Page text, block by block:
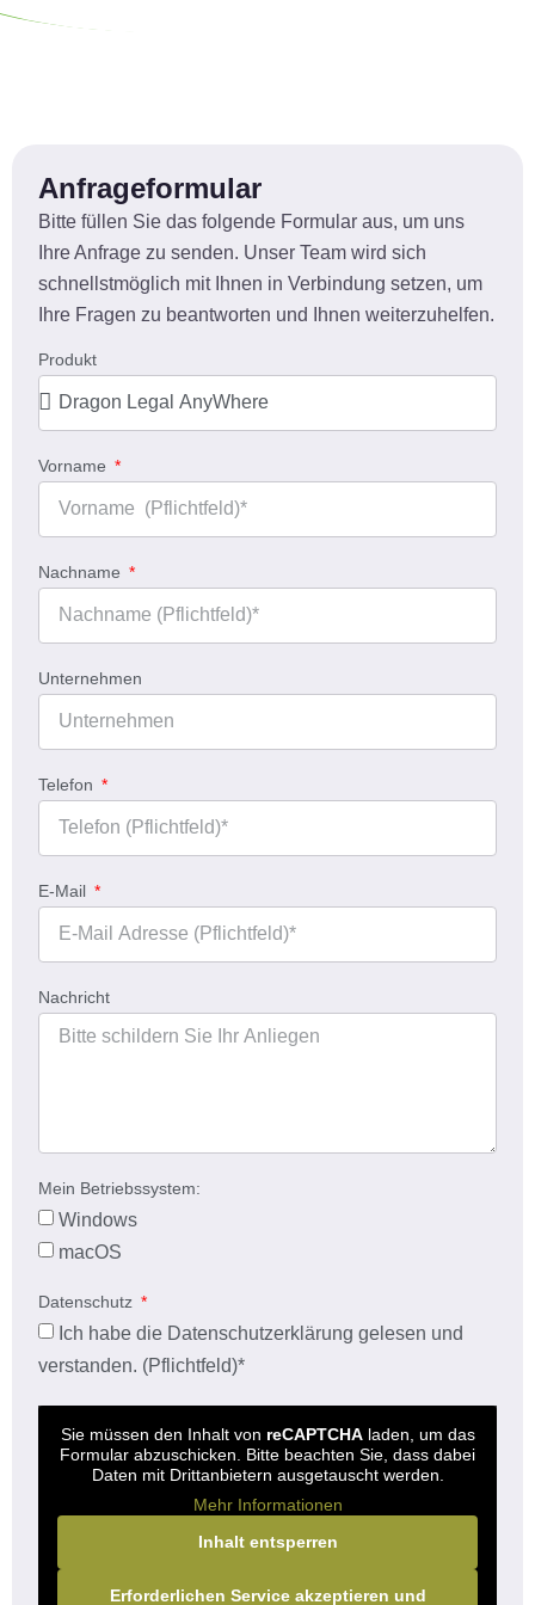
Anfrageformular
Bitte füllen Sie das folgende Formular aus, um uns
Ihre Anfrage zu senden. Unser Team wird sich
schnellstmöglich mit Ihnen in Verbindung setzen, um
Ihre Fragen zu beantworten und Ihnen weiterzuhelfen.
Produkt
Vorname
Nachname
Unternehmen
Telefon
E-Mail
Nachricht
Mein Betriebssystem:
Windows
macOS
Datenschutz
Ich habe die Datenschutzerklärung gelesen und
verstanden. (Pflichtfeld)*
Sie müssen den Inhalt von reCAPTCHAladen, um das
Formular abzuschicken. Bitte beachten Sie, dass dabei
Daten mit Drittanbietern ausgetauscht werden.
Mehr Informationen
Inhalt entsperren
Erforderlichen Service akzeptieren und